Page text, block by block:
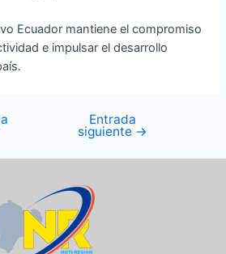
Ecuador mantiene el compromiso
e impulsar el desarrollo
Entrada
siguiente →